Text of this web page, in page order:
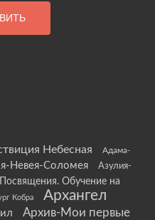
Небесная
Адама-
Невея-Соломея
Азулия-
Обучение на
Кобра
Архангел
Архив-Мои первые